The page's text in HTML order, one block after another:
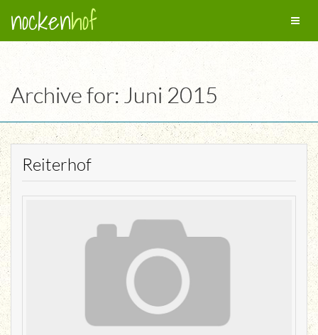
nockenhof
Toggle
Archive for: Juni 2015
Reiterhof